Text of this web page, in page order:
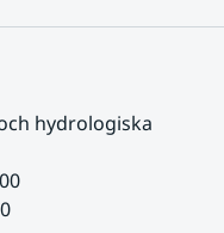
hydrologiska